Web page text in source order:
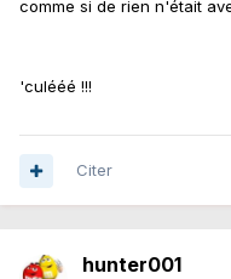
comme si de rien n'était
'culééé !!!
Citer
hunter001